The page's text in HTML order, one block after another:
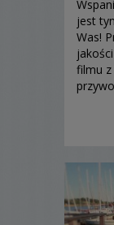
jest
Was!
filmu z